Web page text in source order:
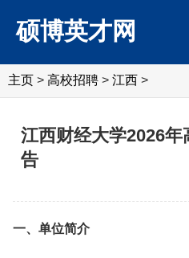
硕博英才网
主页 > 高校招聘 > 江西 >
江西财经大学2026
告
一、单位简介